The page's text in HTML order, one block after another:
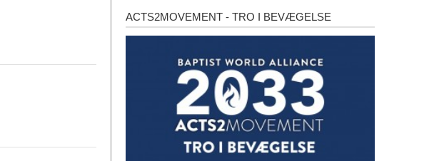
Acts2Movement
ACTS2MOVEMENT - TRO I BEVÆGELSE